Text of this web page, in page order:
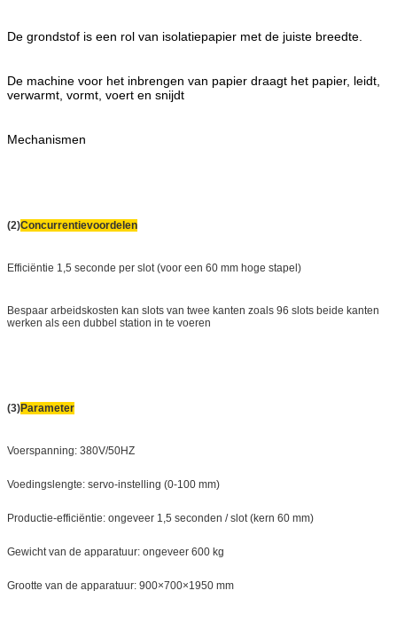
De grondstof is een rol van isolatiepapier met de juiste breedte.
De machine voor het inbrengen van papier draagt het papier, leidt,
verwarmt, vormt, voert en snijdt
Mechanismen
(2)Concurrentievoordelen
Efficiëntie 1,5 seconde per slot (voor een 60 mm hoge stapel)
Bespaar arbeidskosten kan slots van twee kanten zoals 96 slots beide kanten
werken als een dubbel station in te voeren
(3)Parameter
Voerspanning: 380V/50HZ
Voedingslengte: servo-instelling (0-100 mm)
Productie-efficiëntie: ongeveer 1,5 seconden / slot (kern 60 mm)
Gewicht van de apparatuur: ongeveer 600 kg
Grootte van de apparatuur: 900×700×1950 mm